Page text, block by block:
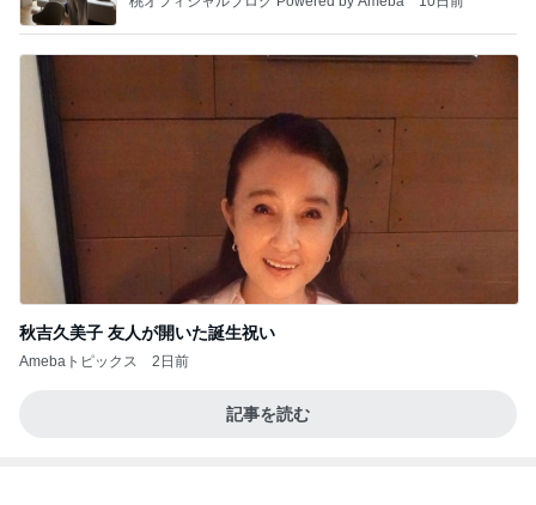
秋吉久美子 友人が開いた誕生祝い
Amebaトピックス 2日前
記事を読む